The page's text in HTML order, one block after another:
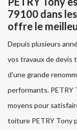
79100 dans
offre le
Depuis plusieurs
vos travaux de devis
d’une grande
performants. PETRY
moyens pour
toiture PETRY Tony